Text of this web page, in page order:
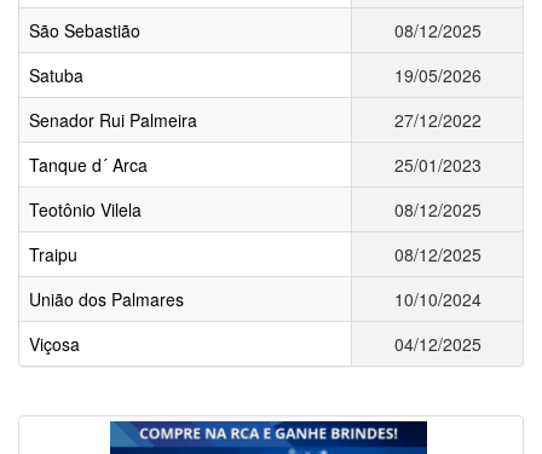
São Sebastião
08/12/2025
Satuba
19/05/2026
Senador Rui Palmeira
27/12/2022
Tanque d´ Arca
25/01/2023
Teotônio Vilela
08/12/2025
Traipu
08/12/2025
União dos Palmares
10/10/2024
Viçosa
04/12/2025